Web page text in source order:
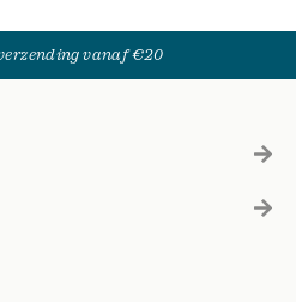
vanaf €20